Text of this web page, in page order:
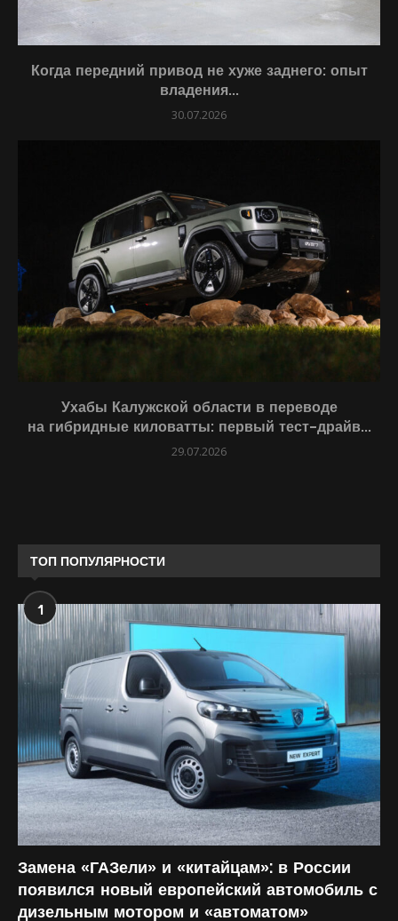
Когда передний привод не хуже заднего: опыт
владения...
30.07.2026
Ухабы Калужской области в переводе
на гибридные киловатты: первый тест-драйв...
29.07.2026
ТОП ПОПУЛЯРНОСТИ
1
Замена «ГАЗели» и «китайцам»: в России
появился новый европейский автомобиль с
дизельным мотором и «автоматом»